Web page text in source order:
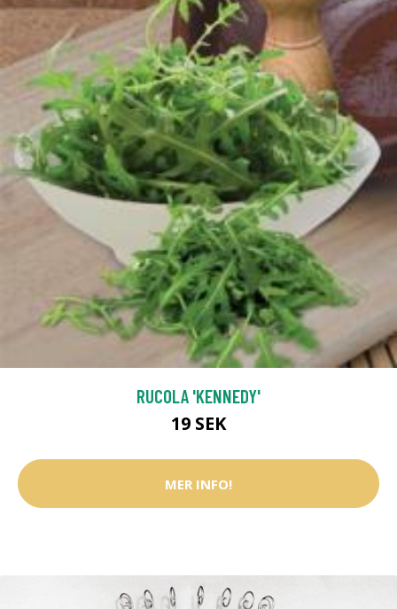
RUCOLA 'KENNEDY'
19 SEK
MER INFO!